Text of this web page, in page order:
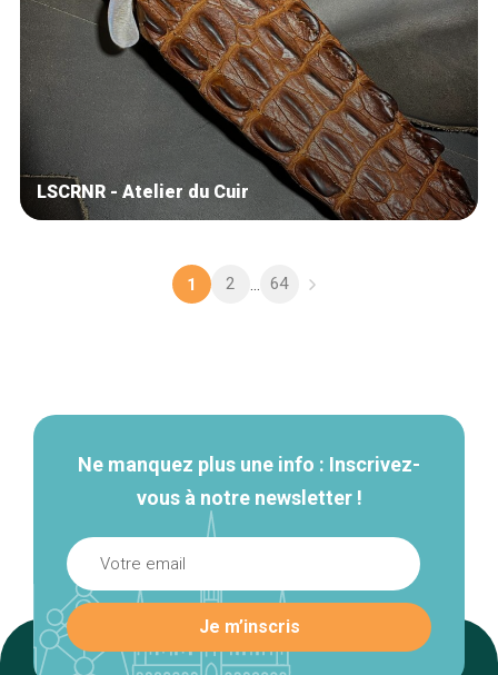
LSCRNR - Atelier du Cuir
1 2 ... 64
Ne manquez plus une info : Inscrivez-
vous à notre newsletter !